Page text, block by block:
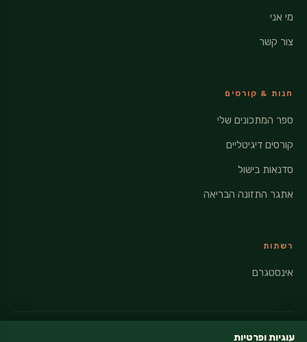
מי אני
צור קשר
חנות & קורסים
ספר המתכונים שלי
קורסים דיגיטליים
סדנאות בישול
אתגר התזונה הבריאה
רשתות
אינסטגרם
עוגיות ופרטיות